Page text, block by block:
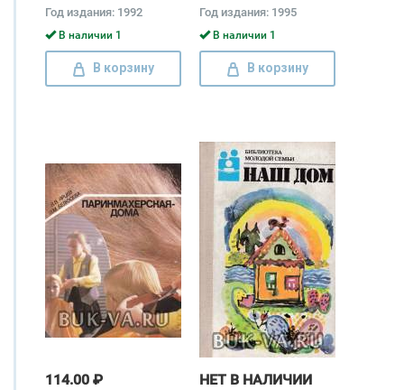
Год издания: 1992
В наличии 1
В корзину
Год издания: 1995
В наличии 1
В корзину
114.00 ₽ НЕТ В НАЛИЧИИ